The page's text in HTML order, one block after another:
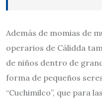
Además de momias de
operarios de Cálidda
de niños dentro de
forma de pequeños
“Cuchimilco”, que para